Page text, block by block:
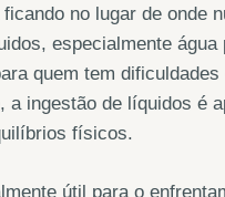
no lugar de onde
especialmente
quem tem
a ingestão de líquidos é
físicos.
útil para o